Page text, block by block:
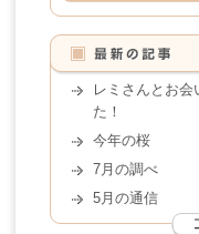
レミさんとお会
た！
今年の桜
7月の調べ
5月の通信